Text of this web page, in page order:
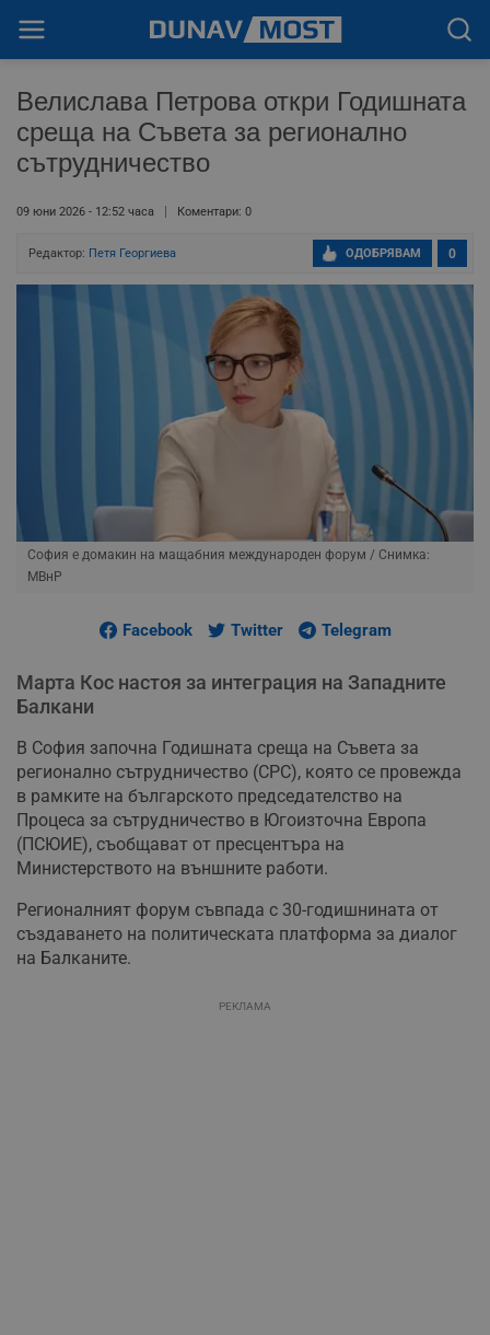
Велислава Петрова откри Годишната
среща на Съвета за регионално
сътрудничество
09 юни 2026 - 12:52 часа Коментари: 0
Редактор: Петя Георгиева 0
ОДОБРЯВАМ
София е домакин на мащабния международен форум / Снимка:
МВнР
Facebook Twitter Telegram
Марта Кос настоя за интеграция на Западните
Балкани
В София започна Годишната среща на Съвета за
регионално сътрудничество (СРС), която се провежда
в рамките на българското председателство на
Процеса за сътрудничество в Югоизточна Европа
(ПСЮИЕ), съобщават от пресцентъра на
Министерството на външните работи.
Регионалният форум съвпада с 30-годишнината от
създаването на политическата платформа за диалог
на Балканите.
РЕКЛАМА